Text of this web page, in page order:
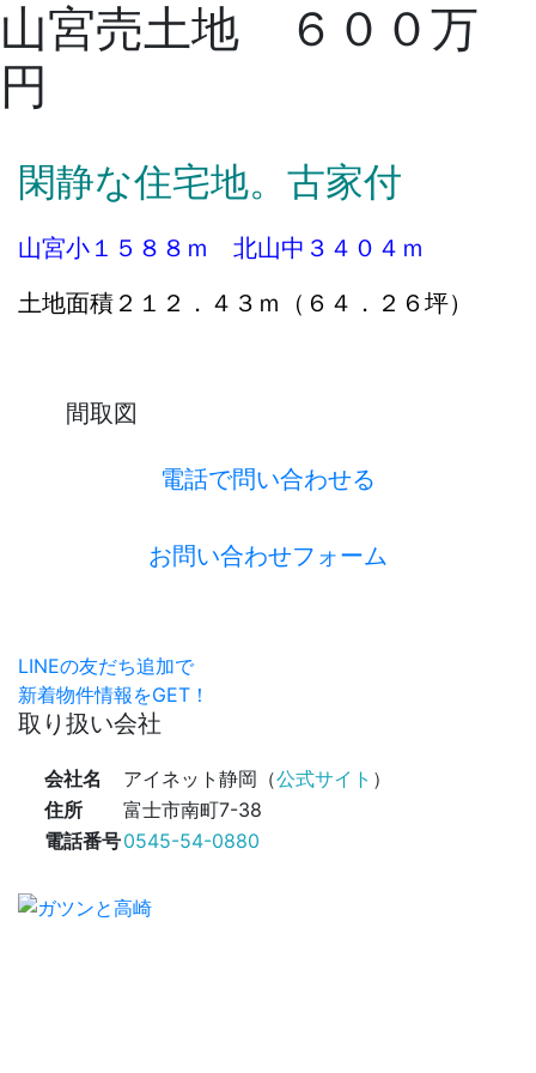
山宮売土地 ６００万
円
閑静な住宅地。古家付
山宮小１５８８ｍ 北山中３４０４ｍ
土地面積２１２．４３ｍ（６４．２６坪）
間取図
電話で問い合わせる
お問い合わせフォーム
LINEの友だち追加で
新着物件情報をGET！
取り扱い会社
会社名 アイネット静岡（公式サイト ）
住所
富士市南町7-38
電話番号0545-54-0880